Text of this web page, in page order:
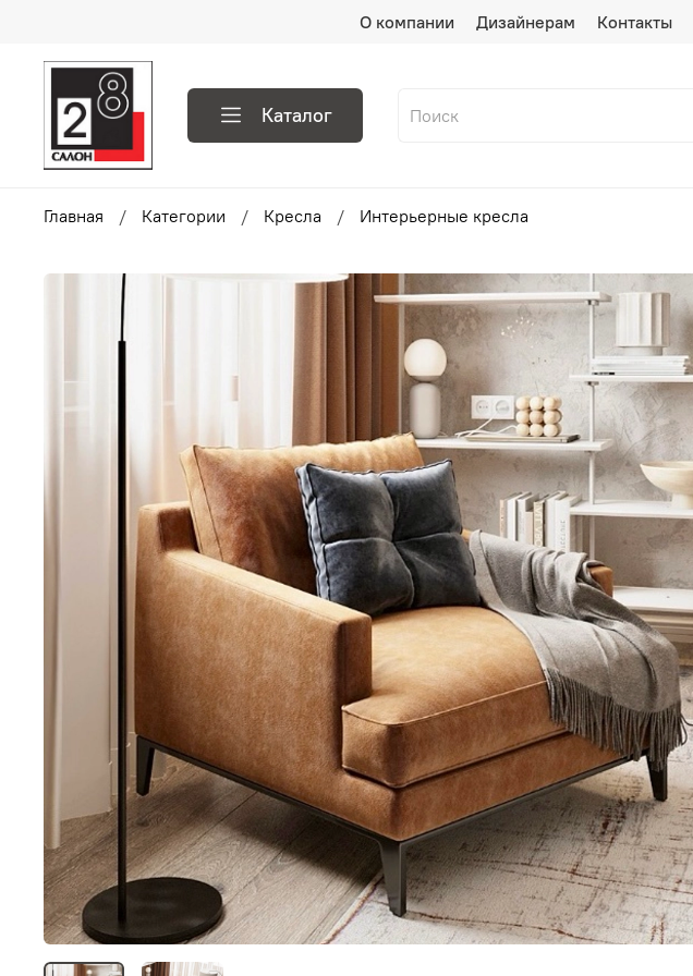
О компании Дизайнерам Контакты
Каталог
Главная Категории Кресла Интерьерные кресла